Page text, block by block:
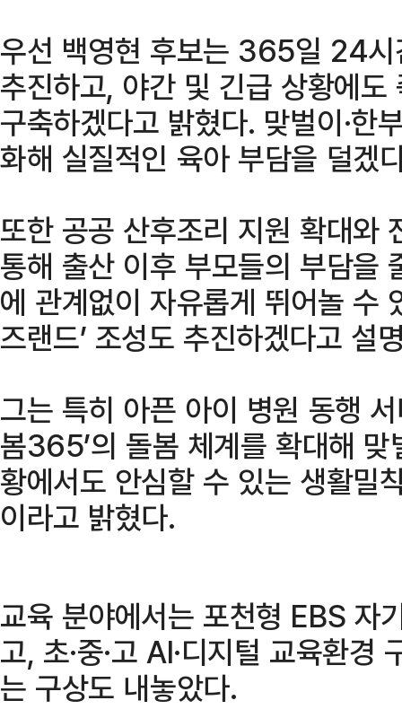
우선 백영현 후보는 365일 24시
추진하고, 야간 및 긴급 상황에
구축하겠다고 밝혔다. 맞벌이·한
화해 실질적인 육아 부담을 덜겠
또한 공공 산후조리 지원 확대와
통해 출산 이후 부모들의 부담을
에 관계없이 자유롭게 뛰어놀 수
즈랜드’ 조성도 추진하겠다고 설
그는 특히 아픈 아이 병원 동행 서
봄365’의 돌봄 체계를 확대해
황에서도 안심할 수 있는 생활밀
이라고 밝혔다.
교육 분야에서는 포천형 EBS 자
고, 초·중·고 AI·디지털 교육환경
는 구상도 내놓았다.